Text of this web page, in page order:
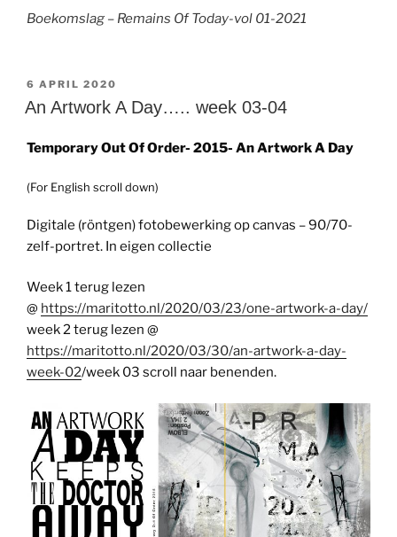
Boekomslag – Remains Of Today-vol 01-2021
GEPLAATST
OP
6 APRIL 2020
An Artwork A Day….. week 03-04
Temporary Out Of Order- 2015- An Artwork A Day
(For English scroll down)
Digitale (röntgen) fotobewerking op canvas – 90/70-
zelf-portret. In eigen collectie
Week 1 terug lezen
@ https://maritotto.nl/2020/03/23/one-artwork-a-day/
week 2 terug lezen @
https://maritotto.nl/2020/03/30/an-artwork-a-day-
week-02/week 03 scroll naar benenden.